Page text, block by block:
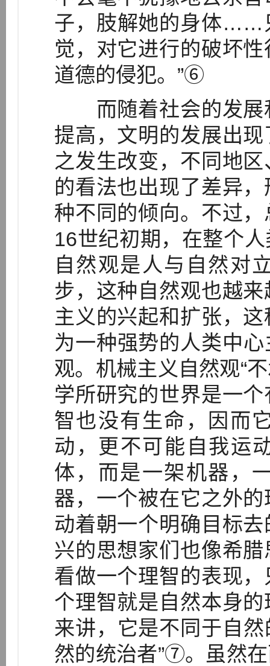
子，肢解她的身体……
觉，对它进行的破坏
道德的侵犯。”⑥
而随着社会的发展
提高，文明的发展出
之发生改变，不同地
的看法也出现了差异
种不同的倾向。不过
16世纪初期，在整个
自然观是人与自然对
步，这种自然观也越
主义的兴起和扩张，
为一种强势的人类中
观。机械主义自然观“
学所研究的世界是一
智也没有生命，因而
动，更不可能自我运
体，而是一架机器，
器，一个被在它之外
动着朝一个明确目标
兴的思想家们也像希
看做一个理智的表现
个理智就是自然本身
来讲，它是不同于自
然的统治者”⑦。虽然